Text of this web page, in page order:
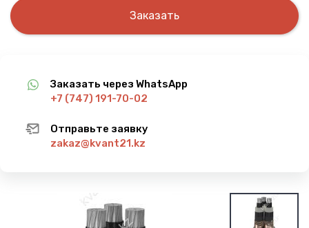
Заказать
Заказать через WhatsApp
+7 (747) 191-70-02
Отправьте заявку
zakaz@kvant21.kz